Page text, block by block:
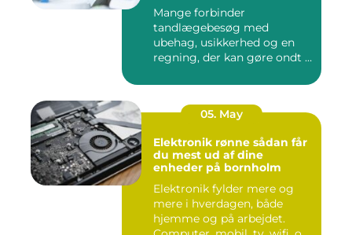
Mange forbinder
tandlægebesøg med
ubehag, usikkerhed og en
regning, der kan gøre ondt i
05. May
Elektronik rønne sådan får
du mest ud af dine
enheder på bornholm
Elektronik fylder mere og
mere i hverdagen, både
hjemme og på arbejdet.